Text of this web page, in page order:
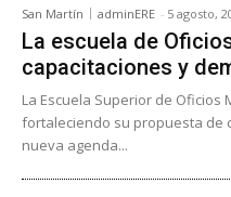
San Martín adminERE - 5 agosto,
La escuela de
capacitaciones y
La Escuela Superior de Oficios
fortaleciendo su propuesta de
nueva agenda...